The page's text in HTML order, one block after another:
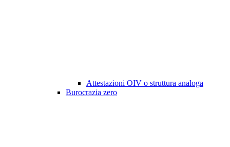
Attestazioni OIV o struttura analoga
Burocrazia zero